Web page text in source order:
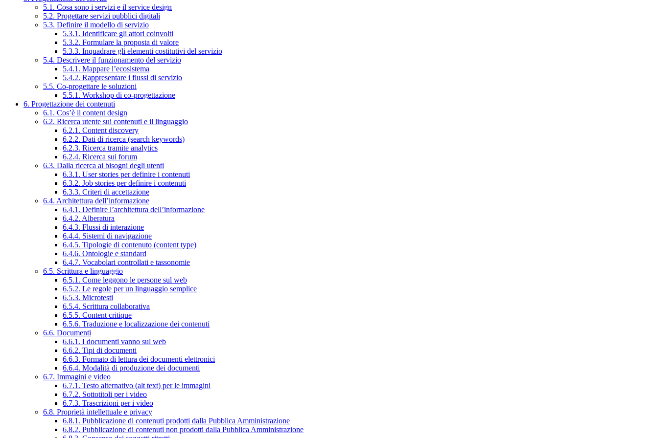
5.1. Cosa sono i servizi e il service design
5.2. Progettare servizi pubblici digitali
5.3. Definire il modello di servizio
5.3.1. Identificare gli attori coinvolti
5.3.2. Formulare la proposta di valore
5.3.3. Inquadrare gli elementi costitutivi del servizio
5.4. Descrivere il funzionamento del servizio
5.4.1. Mappare l’ecosistema
5.4.2. Rappresentare i flussi di servizio
5.5. Co-progettare le soluzioni
5.5.1. Workshop di co-progettazione
6. Progettazione dei contenuti
6.1. Cos’è il content design
6.2. Ricerca utente sui contenuti e il linguaggio
6.2.1. Content discovery
6.2.2. Dati di ricerca (search keywords)
6.2.3. Ricerca tramite analytics
6.2.4. Ricerca sui forum
6.3. Dalla ricerca ai bisogni degli utenti
6.3.1. User stories per definire i contenuti
6.3.2. Job stories per definire i contenuti
6.3.3. Criteri di accettazione
6.4. Architettura dell’informazione
6.4.1. Definire l’architettura dell’informazione
6.4.2. Alberatura
6.4.3. Flussi di interazione
6.4.4. Sistemi di navigazione
6.4.5. Tipologie di contenuto (content type)
6.4.6. Ontologie e standard
6.4.7. Vocabolari controllati e tassonomie
6.5. Scrittura e linguaggio
6.5.1. Come leggono le persone sul web
6.5.2. Le regole per un linguaggio semplice
6.5.3. Microtesti
6.5.4. Scrittura collaborativa
6.5.5. Content critique
6.5.6. Traduzione e localizzazione dei contenuti
6.6. Documenti
6.6.1. I documenti vanno sul web
6.6.2. Tipi di documenti
6.6.3. Formato di lettura dei documenti elettronici
6.6.4. Modalità di produzione dei documenti
6.7. Immagini e video
6.7.1. Testo alternativo (alt text) per le immagini
6.7.2. Sottotitoli per i video
6.7.3. Trascrizioni per i video
6.8. Proprietà intellettuale e privacy
6.8.1. Pubblicazione di contenuti prodotti dalla Pubblica Amministrazione
6.8.2. Pubblicazione di contenuti non prodotti dalla Pubblica Amministrazione